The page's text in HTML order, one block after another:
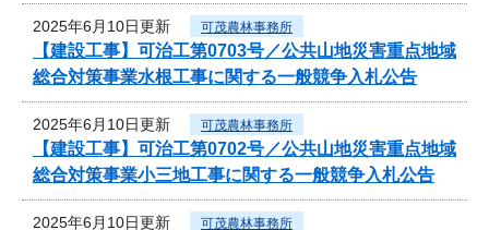
2025年6月10日更新 可茂農林事務所
【建設工事】可治工第0703号／公共山地災害重点地域
総合対策事業水根工事に関する一般競争入札公告
2025年6月10日更新 可茂農林事務所
【建設工事】可治工第0702号／公共山地災害重点地域
総合対策事業小三地工事に関する一般競争入札公告
2025年6月10日更新 可茂農林事務所